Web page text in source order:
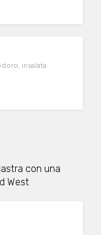
insalata
con una
West